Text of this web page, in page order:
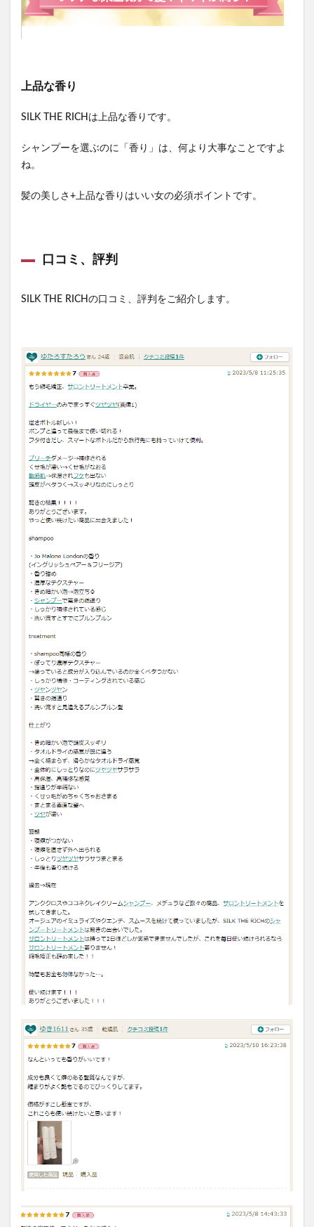
上品な香り
SILK THE RICHは上品な香りです。
シャンプーを選ぶのに「香り」は、何より大事なことですよ
ね。
髪の美しさ+上品な香りはいい女の必須ポイントです。
口コミ、評判
SILK THE RICHの口コミ、評判をご紹介します。